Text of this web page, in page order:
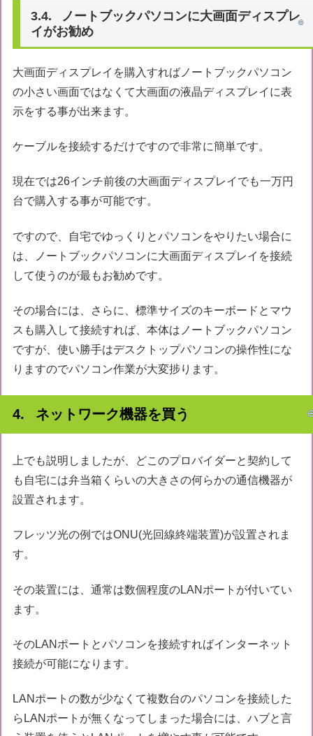
ノートブックパソコンに大画面ディスプレ
イがお勧め
大画面ディスプレイを購入すればノートブックパソコン
の小さい画面ではなくて大画面の液晶ディスプレイに表
示をする事が出来ます。
ケーブルを接続するだけですので非常に簡単です。
現在では26インチ前後の大画面ディスプレイでも一万円
台で購入する事が可能です。
ですので、自宅でゆっくりとパソコンをやりたい場合に
は、ノートブックパソコンに大画面ディスプレイを接続
して使うのが最もお勧めです。
その場合には、さらに、標準サイズのキーボードとマウ
スも購入して接続すれば、本体はノートブックパソコン
ですが、使い勝手はデスクトップパソコンの操作性にな
りますのでパソコン作業が大変捗ります。
ネットワーク機器を買う
上でも説明しましたが、どこのプロバイダーと契約して
も自宅には弁当箱くらいの大きさの何らかの通信機器が
設置されます。
フレッツ光の例ではONU(光回線終端装置)が設置されま
す。
その装置には、通常は数個程度のLANポートが付いてい
ます。
そのLANポートとパソコンを接続すればインターネット
接続が可能になります。
LANポートの数が少なくて複数台のパソコンを接続した
らLANポートが無くなってしまった場合には、ハブと言